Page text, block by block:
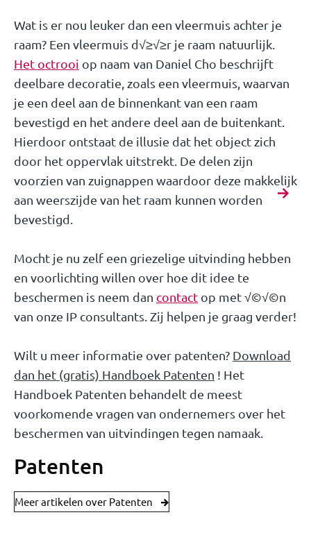
Wat is er nou leuker dan een vleermuis achter je
raam? Een vleermuis d√≥√≥r je raam natuurlijk.
Het octrooi op naam van Daniel Cho beschrijft
deelbare decoratie, zoals een vleermuis, waarvan
je een deel aan de binnenkant van een raam
bevestigd en het andere deel aan de buitenkant.
Hierdoor ontstaat de illusie dat het object zich
door het oppervlak uitstrekt. De delen zijn
voorzien van zuignappen waardoor deze makkelijk
aan weerszijde van het raam kunnen worden
bevestigd.
Mocht je nu zelf een griezelige uitvinding hebben
en voorlichting willen over hoe dit idee te
beschermen is neem dan contact op met √©√©n
van onze IP consultants. Zij helpen je graag verder!
Wilt u meer informatie over patenten? Download
dan het (gratis) Handboek Patenten ! Het
Handboek Patenten behandelt de meest
voorkomende vragen van ondernemers over het
beschermen van uitvindingen tegen namaak.
Patenten
Meer artikelen over Patenten